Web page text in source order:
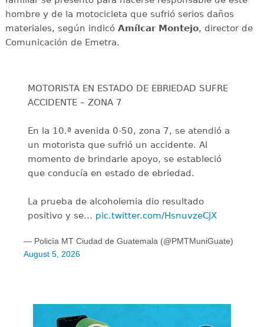
hombre y de la motocicleta que sufrió serios daños
materiales, según indicó Amílcar Montejo, director de
Comunicación de Emetra.
MOTORISTA EN ESTADO DE EBRIEDAD SUFRE
ACCIDENTE – ZONA 7
En la 10.ª avenida 0-50, zona 7, se atendió a
un motorista que sufrió un accidente. Al
momento de brindarle apoyo, se estableció
que conducía en estado de ebriedad.
La prueba de alcoholemia dio resultado
positivo y se… pic.twitter.com/HsnuvzeCjX
— Policía MT Ciudad de Guatemala (@PMTMuniGuate)
August 5, 2026